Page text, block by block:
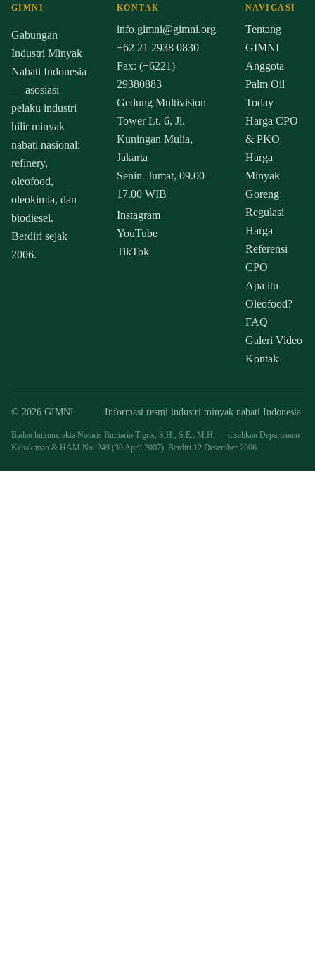
GIMNI
Gabungan
Industri Minyak
Nabati Indonesia
— asosiasi
pelaku industri
hilir minyak
nabati nasional:
refinery,
oleofood,
oleokimia, dan
biodiesel.
Berdiri sejak
2006.
KONTAK
info.gimni@gimni.org
+62 21 2938 0830
Fax: (+6221)
29380883
Gedung Multivision
Tower Lt. 6, Jl.
Kuningan Mulia,
Jakarta
Senin–Jumat, 09.00–
17.00 WIB
Instagram
YouTube
TikTok
NAVIGASI
Tentang
GIMNI
Anggota
Palm Oil
Today
Harga CPO
& PKO
Harga
Minyak
Goreng
Regulasi
Harga
Referensi
CPO
Apa itu
Oleofood?
FAQ
Galeri Video
Kontak
© 2026 GIMNI Informasi resmi industri minyak nabati Indonesia.
Badan hukum: akta Notaris Buntario Tigris, S.H., S.E., M.H. — disahkan Departemen
Kehakiman & HAM No. 249 (30 April 2007). Berdiri 12 Desember 2006.